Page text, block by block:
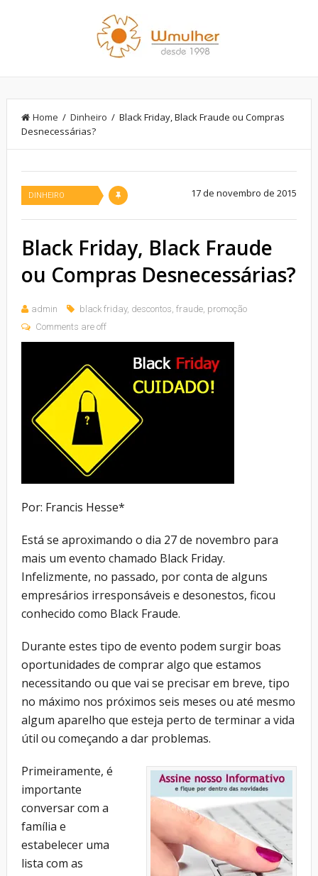
Home / Dinheiro / Black Friday, Black Fraude ou Compras
Desnecessárias?
DINHEIRO 17 de novembro de 2015
Black Friday, Black Fraude
ou Compras Desnecessárias?
admin black friday, descontos, fraude, promoção
Comments are off
Por: Francis Hesse*
Está se aproximando o dia 27 de novembro para
mais um evento chamado Black Friday.
Infelizmente, no passado, por conta de alguns
empresários irresponsáveis e desonestos, ficou
conhecido como Black Fraude.
Durante estes tipo de evento podem surgir boas
oportunidades de comprar algo que estamos
necessitando ou que vai se precisar em breve, tipo
no máximo nos próximos seis meses ou até mesmo
algum aparelho que esteja perto de terminar a vida
útil ou começando a dar problemas.
Primeiramente, é
importante
conversar com a
família e
estabelecer uma
lista com as